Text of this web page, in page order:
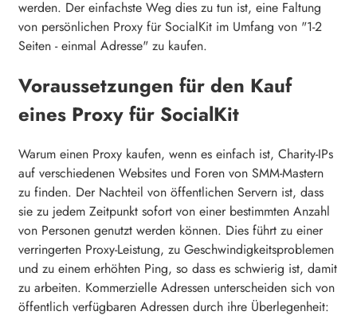
werden. Der einfachste Weg dies zu tun ist, eine Faltung
von persönlichen Proxy für SocialKit im Umfang von "1-2
Seiten - einmal Adresse" zu kaufen.
Voraussetzungen für den Kauf
eines Proxy für SocialKit
Warum einen Proxy kaufen, wenn es einfach ist, Charity-IPs
auf verschiedenen Websites und Foren von SMM-Mastern
zu finden. Der Nachteil von öffentlichen Servern ist, dass
sie zu jedem Zeitpunkt sofort von einer bestimmten Anzahl
von Personen genutzt werden können. Dies führt zu einer
verringerten Proxy-Leistung, zu Geschwindigkeitsproblemen
und zu einem erhöhten Ping, so dass es schwierig ist, damit
zu arbeiten. Kommerzielle Adressen unterscheiden sich von
öffentlich verfügbaren Adressen durch ihre Überlegenheit: